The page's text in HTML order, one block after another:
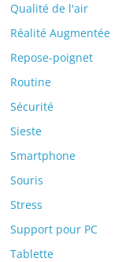
Qualité de l'air
Réalité Augmentée
Repose-poignet
Routine
Sécurité
Sieste
Smartphone
Souris
Stress
Support pour PC
Tablette